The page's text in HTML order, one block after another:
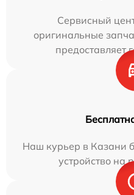
Сервисный
оригинальные
предоставляет
Наш курьер в Казани
устройство на